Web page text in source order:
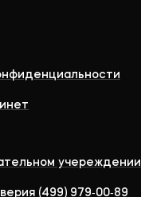
учереждении
(499) 979‑00‑89